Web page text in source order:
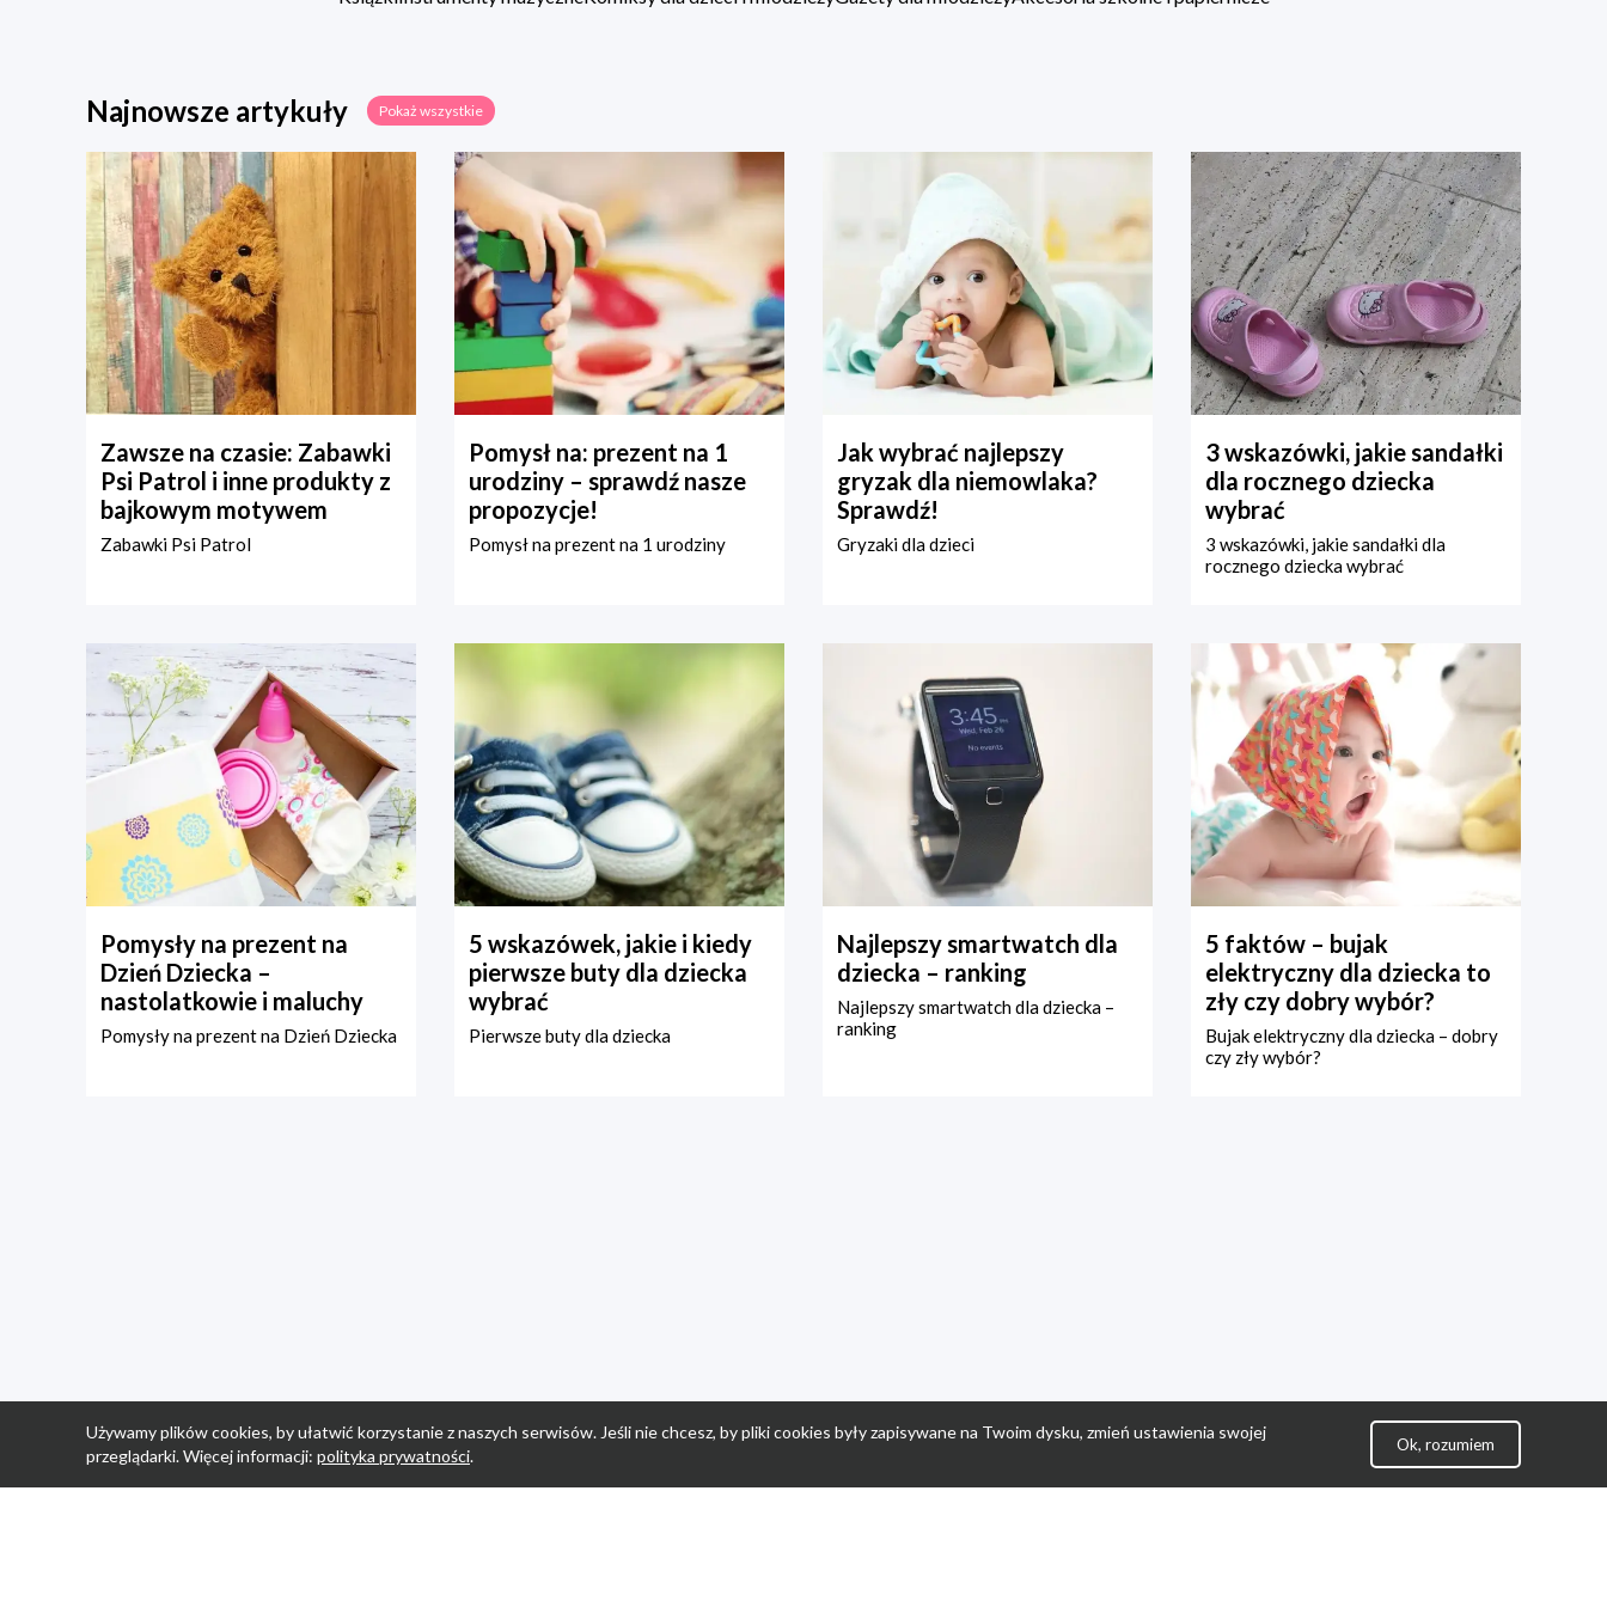
Najnowsze artykuły Pokaż wszystkie
Zawsze na czasie: Zabawki
Psi Patrol i inne produkty z
bajkowym motywem
Zabawki Psi Patrol
Pomysł na: prezent na 1
urodziny – sprawdź nasze
propozycje!
Pomysł na prezent na 1 urodziny
Jak wybrać najlepszy
gryzak dla niemowlaka?
Sprawdź!
Gryzaki dla dzieci
3 wskazówki, jakie sandałki
dla rocznego dziecka
wybrać
3 wskazówki, jakie sandałki dla
rocznego dziecka wybrać
Pomysły na prezent na
Dzień Dziecka –
nastolatkowie i maluchy
Pomysły na prezent na Dzień Dziecka
5 wskazówek, jakie i kiedy
pierwsze buty dla dziecka
wybrać
Pierwsze buty dla dziecka
Najlepszy smartwatch dla
dziecka – ranking
Najlepszy smartwatch dla dziecka –
ranking
5 faktów – bujak
elektryczny dla dziecka to
zły czy dobry wybór?
Bujak elektryczny dla dziecka – dobry
czy zły wybór?
Używamy plików cookies, by ułatwić korzystanie z naszych serwisów. Jeśli nie chcesz, by pliki cookies były zapisywane na Twoim dysku, zmień ustawienia swojej
przeglądarki. Więcej informacji: polityka prywatności.
Ok, rozumiem